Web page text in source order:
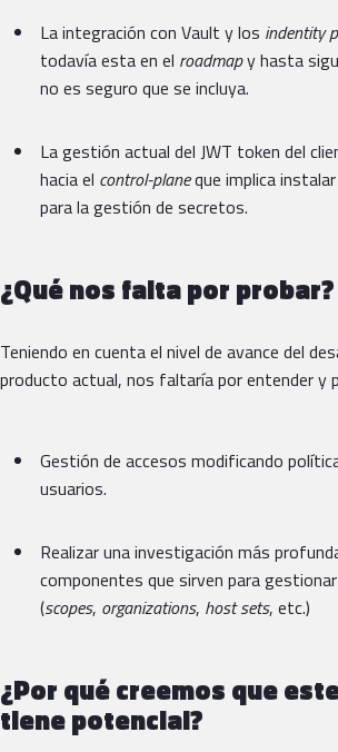
La integración con Vault y los indentity
todavía esta en el roadmapy hasta
no es seguro que se incluya.
La gestión actual del JWT token del
hacia el control-planeque implica
para la gestión de secretos.
¿Qué nos falta por probar?
Teniendo en cuenta el nivel de avance del
producto actual, nos faltaría por entender y
Gestión de accesos modificando
usuarios.
Realizar una investigación más
componentes que sirven para
(scopes, organizations, host sets, etc.)
¿Por qué creemos que
tiene potencial?